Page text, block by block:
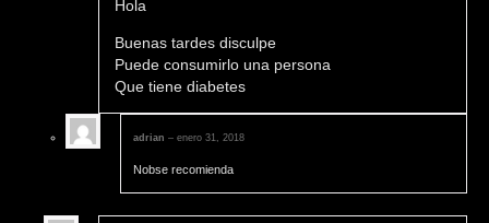
Hola
Buenas tardes disculpe
Puede consumirlo una persona
Que tiene diabetes
adrian – enero 31, 2018
Nobse recomienda